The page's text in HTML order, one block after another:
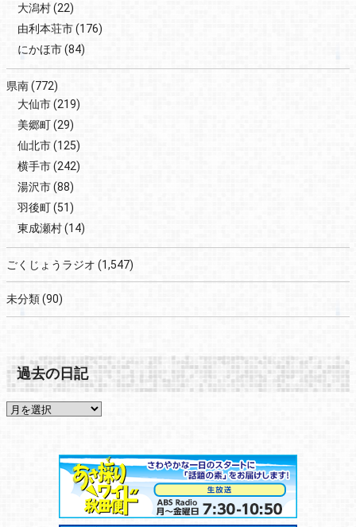
大潟村(22)
由利本荘市(176)
にかほ市(84)
県南(772)
大仙市(219)
美郷町(29)
仙北市(125)
横手市(242)
湯沢市(88)
羽後町(51)
東成瀬村(14)
ごくじょうラジオ (1,547)
未分類(90)
過去の日記